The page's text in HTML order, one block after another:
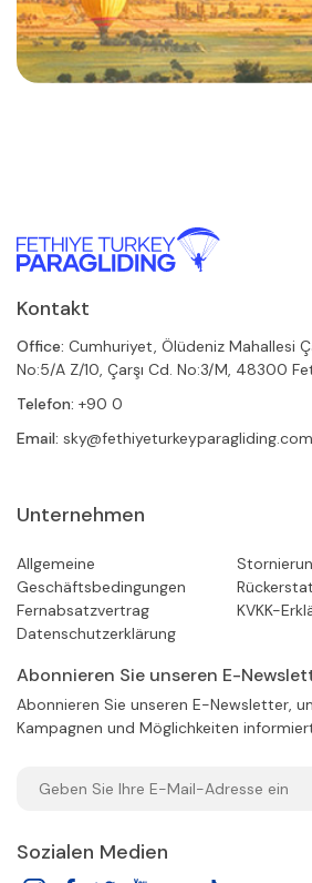
Kontakt
Office: Cumhuriyet, Ölüdeniz Mahallesi
No:5/A Z/10, Çarşı Cd. No:3/M, 48300
Telefon: +90 0
Email: sky@fethiyeturkeyparagliding.com
Unternehmen
Allgemeine
Geschäftsbedingungen
Fernabsatzvertrag
KVKK-
Datenschutzerklärung
Abonnieren Sie unseren E-
Abonnieren Sie unseren E-Newsletter,
Kampagnen und Möglichkeiten
Sozialen Medien